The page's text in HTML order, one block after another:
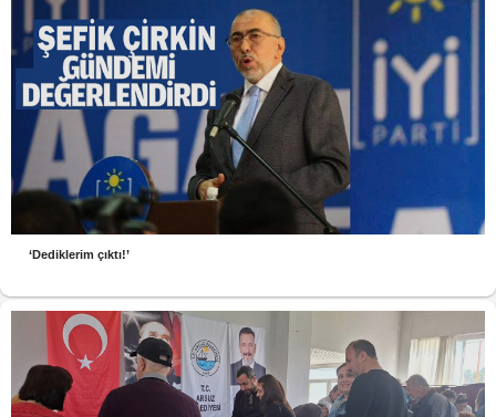
‘Dediklerim çıktı!’